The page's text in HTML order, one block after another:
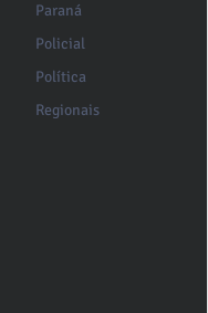
Paraná
Policial
Política
Regionais